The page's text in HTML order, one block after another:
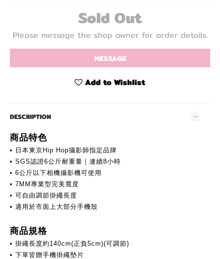
Sold Out
Please message the shop owner for order details.
MESSAGE
Add to Wishlist
DESCRIPTION
商品特色
• 日本東京Hip Hop攝影師指定品牌
• SGS認證6公斤耐重量｜連續8小時
• 6公斤以下相機攝影機可使用
• 7MM專業型完美寬度
• 可自由調節掛繩長度
• 適用於市面上大部分手機殼
商品規格
• 掛繩長度約140cm(正負5cm)(可調節)
• 下單皆贈手機掛繩墊片